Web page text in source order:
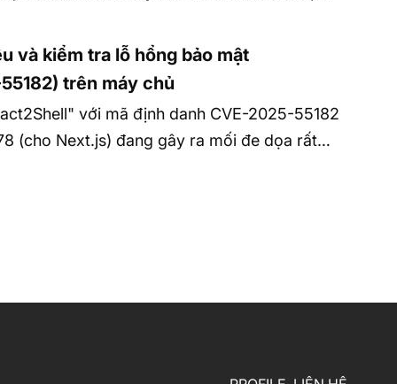
bằng…
và kiểm tra lỗ hổng bảo mật
trên máy chủ
với mã định danh CVE-2025-55182
(cho Next.js) đang gây ra mối đe dọa rất